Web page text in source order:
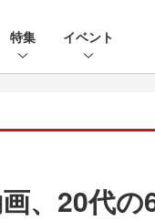
特集 イベント
、20代